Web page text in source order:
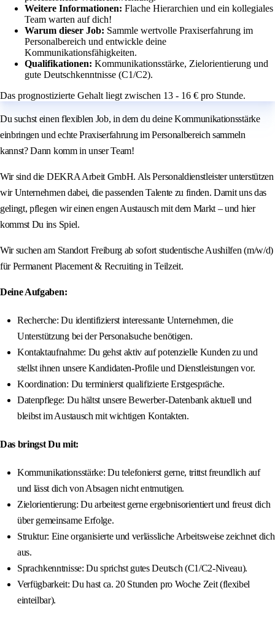
Weitere Informationen: Flache Hierarchien und ein kollegiales
Team warten auf dich!
Warum dieser Job: Sammle wertvolle Praxiserfahrung im
Personalbereich und entwickle deine
Kommunikationsfähigkeiten.
Qualifikationen: Kommunikationsstärke, Zielorientierung und
gute Deutschkenntnisse (C1/C2).
Das prognostizierte Gehalt liegt zwischen 13 - 16 € pro Stunde.
Du suchst einen flexiblen Job, in dem du deine Kommunikationsstärke
einbringen und echte Praxiserfahrung im Personalbereich sammeln
kannst? Dann komm in unser Team!
Wir sind die DEKRA Arbeit GmbH. Als Personaldienstleister unterstützen
wir Unternehmen dabei, die passenden Talente zu finden. Damit uns das
gelingt, pflegen wir einen engen Austausch mit dem Markt – und hier
kommst Du ins Spiel.
Wir suchen am Standort Freiburg ab sofort studentische Aushilfen (m/w/d)
für Permanent Placement & Recruiting in Teilzeit.
Deine Aufgaben:
Recherche: Du identifizierst interessante Unternehmen, die
Unterstützung bei der Personalsuche benötigen.
Kontaktaufnahme: Du gehst aktiv auf potenzielle Kunden zu und
stellst ihnen unsere Kandidaten-Profile und Dienstleistungen vor.
Koordination: Du terminierst qualifizierte Erstgespräche.
Datenpflege: Du hältst unsere Bewerber-Datenbank aktuell und
bleibst im Austausch mit wichtigen Kontakten.
Das bringst Du mit:
Kommunikationsstärke: Du telefonierst gerne, trittst freundlich auf
und lässt dich von Absagen nicht entmutigen.
Zielorientierung: Du arbeitest gerne ergebnisorientiert und freust dich
über gemeinsame Erfolge.
Struktur: Eine organisierte und verlässliche Arbeitsweise zeichnet dich
aus.
Sprachkenntnisse: Du sprichst gutes Deutsch (C1/C2-Niveau).
Verfügbarkeit: Du hast ca. 20 Stunden pro Woche Zeit (flexibel
einteilbar).